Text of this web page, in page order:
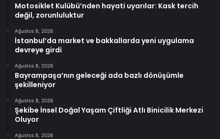
Motosiklet Kulübü’nden hayati uyarılar: Kask tercih
değil, zorunluluktur
Ağustos 8, 2026
İstanbul’da market ve bakkallarda yeni uygulama
devreye girdi
Ağustos 8, 2026
Bayrampaşa’nın geleceği ada bazlı dönüşümle
şekilleniyor
Ağustos 8, 2026
Şekibe İnsel Doğal Yaşam Çiftliği Atlı Binicilik Merkezi
Oluyor
Ağustos 8, 2026